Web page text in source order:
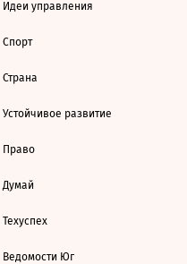
Идеи управления
Спорт
Страна
Устойчивое развитие
Право
Думай
Техуспех
Ведомости Юг